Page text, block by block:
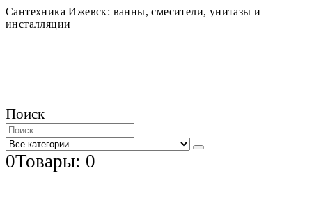
Сантехника Ижевск: ванны, смесители, унитазы и
инсталляции
Поиск
0Товары: 0